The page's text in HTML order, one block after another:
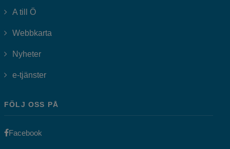
A till Ö
Webbkarta
Nyheter
e-tjänsterLänk till annan webbplats, öppnas i nytt fönster.
FÖLJ OSS PÅ
Facebook